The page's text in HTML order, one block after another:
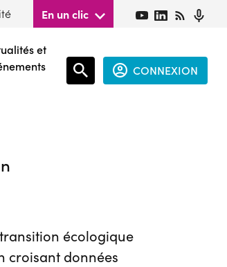
En un clic
et
CONNEXION
écologique
croisant données